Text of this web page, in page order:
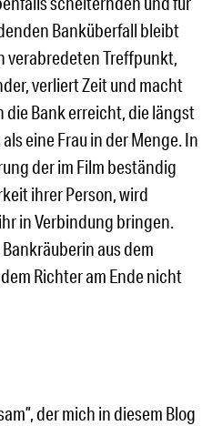
Banküberfall bleibt
verabredeten Treffpunkt,
verliert Zeit und macht
die Bank erreicht, die längst
eine Frau in der Menge. In
der im Film beständig
ihrer Person, wird
in Verbindung bringen.
aus dem
Richter am Ende nicht
der mich in diesem Blog